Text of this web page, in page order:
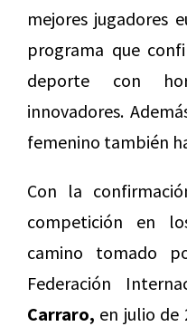
mejores jugadores
programa que
deporte con
innovadores.
femenino también
Con la
competición en
camino tomado
Federación
Carraro, en julio de